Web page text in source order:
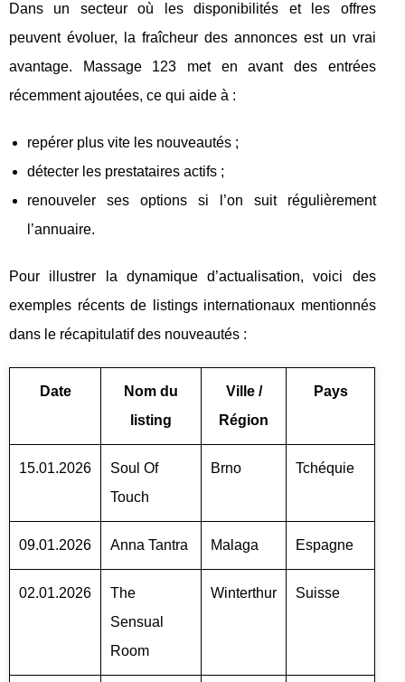
Dans un secteur où les disponibilités et les offres
peuvent évoluer, la fraîcheur des annonces est un vrai
avantage. Massage 123 met en avant des entrées
récemment ajoutées, ce qui aide à :
repérer plus vite les nouveautés ;
détecter les prestataires actifs ;
renouveler ses options si l’on suit régulièrement
l’annuaire.
Pour illustrer la dynamique d’actualisation, voici des
exemples récents de listings internationaux mentionnés
dans le récapitulatif des nouveautés :
Date
Nom du
listing
Ville /
Région
Pays
15.01.2026
Soul Of
Touch
Brno Tchéquie
09.01.2026 Anna Tantra Malaga Espagne
02.01.2026
The
Sensual
Room
Winterthur Suisse